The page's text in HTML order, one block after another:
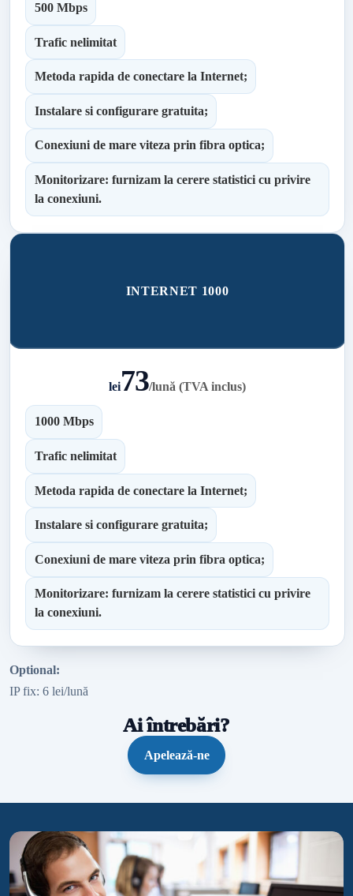
500 Mbps
Trafic nelimitat
Metoda rapida de conectare la Internet;
Instalare si configurare gratuita;
Conexiuni de mare viteza prin fibra optica;
Monitorizare: furnizam la cerere statistici cu privire
la conexiuni.
INTERNET 1000
lei73/lună (TVA inclus)
1000 Mbps
Trafic nelimitat
Metoda rapida de conectare la Internet;
Instalare si configurare gratuita;
Conexiuni de mare viteza prin fibra optica;
Monitorizare: furnizam la cerere statistici cu privire
la conexiuni.
Optional:
IP fix: 6 lei/lună
Ai întrebări?
Apelează-ne